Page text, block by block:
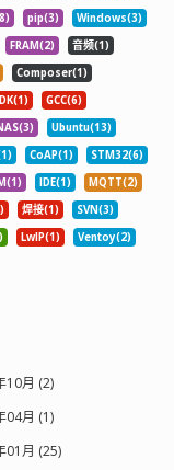
pip(3)
Windows(3)
FRAM(2)
音频(1)
Composer(1)
GCC(6)
Ubuntu(13)
CoAP(1)
STM32(6)
IDE(1)
MQTT(2)
焊接(1)
SVN(3)
LwIP(1)
Ventoy(2)
10月 (2)
04月 (1)
01月 (25)